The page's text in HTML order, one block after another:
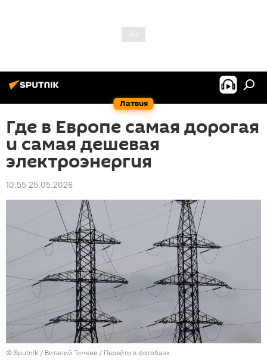
Латвия
Где в Европе самая дорогая
и самая дешевая
электроэнергия
10:55 25.05.2026
© Sputnik / Виталий Тимкив / Перейти в фотобанк